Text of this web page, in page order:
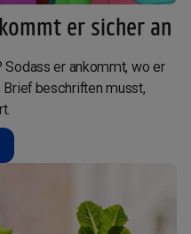
er sicher an
Sodass er ankommt, wo er
Brief beschriften musst,